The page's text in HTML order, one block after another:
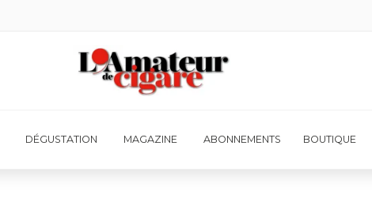
DÉGUSTATION MAGAZINE ABONNEMENTS BOUTIQUE